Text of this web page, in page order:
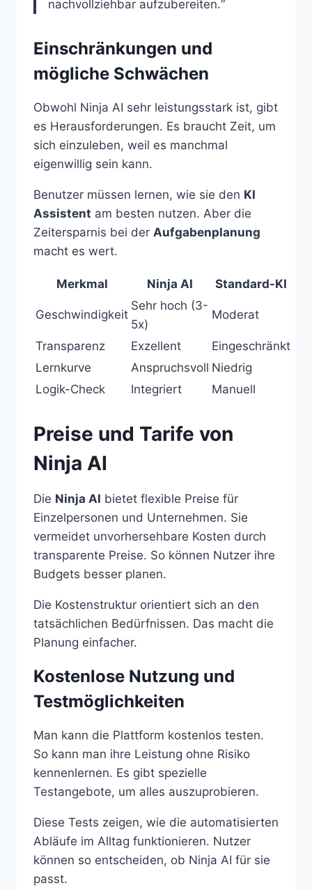
nachvollziehbar aufzubereiten.“
Einschränkungen und
mögliche Schwächen
Obwohl Ninja AI sehr leistungsstark ist, gibt
es Herausforderungen. Es braucht Zeit, um
sich einzuleben, weil es manchmal
eigenwillig sein kann.
Benutzer müssen lernen, wie sie den KI
Assistent am besten nutzen. Aber die
Zeitersparnis bei der Aufgabenplanung
macht es wert.
Merkmal Ninja AI Standard-KI
Geschwindigkeit
Sehr hoch (3-
5x)
Moderat
Transparenz Exzellent
Eingeschränkt
Lernkurve
Anspruchsvoll Niedrig
Logik-Check
Integriert Manuell
Preise und Tarife von
Ninja AI
Die Ninja AI bietet flexible Preise für
Einzelpersonen und Unternehmen. Sie
vermeidet unvorhersehbare Kosten durch
transparente Preise. So können Nutzer ihre
Budgets besser planen.
Die Kostenstruktur orientiert sich an den
tatsächlichen Bedürfnissen. Das macht die
Planung einfacher.
Kostenlose Nutzung und
Testmöglichkeiten
Man kann die Plattform kostenlos testen.
So kann man ihre Leistung ohne Risiko
kennenlernen. Es gibt spezielle
Testangebote, um alles auszuprobieren.
Diese Tests zeigen, wie die automatisierten
Abläufe im Alltag funktionieren. Nutzer
können so entscheiden, ob Ninja AI für sie
passt.